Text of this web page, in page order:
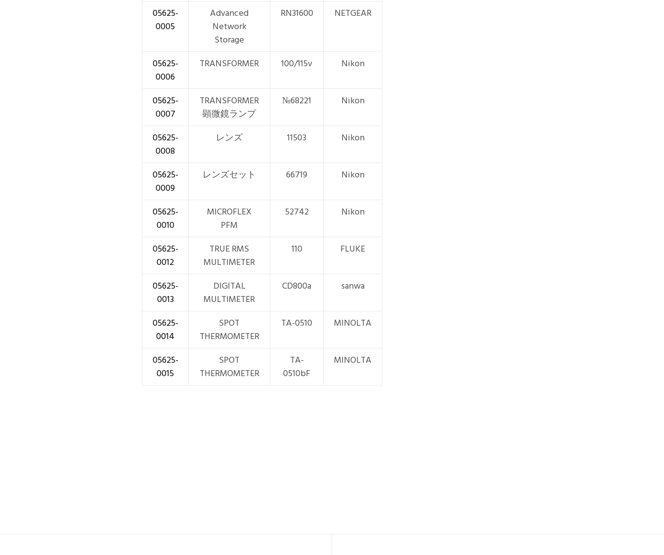
05625-
0005
Advanced
Network
Storage
RN31600 NETGEAR
05625-
0006
TRANSFORMER 100/115v Nikon
05625-
0007
TRANSFORMER
顕微鏡ランプ
№68221 Nikon
05625-
0008
レンズ 11503 Nikon
05625-
0009
レンズセット 66719 Nikon
05625-
0010
MICROFLEX
PFM
52742 Nikon
05625-
0012
TRUE RMS
MULTIMETER
110 FLUKE
05625-
0013
DIGITAL
MULTIMETER
CD800a sanwa
05625-
0014
SPOT
THERMOMETER
TA-0510 MINOLTA
05625-
0015
SPOT
THERMOMETER
TA-
0510bF
MINOLTA